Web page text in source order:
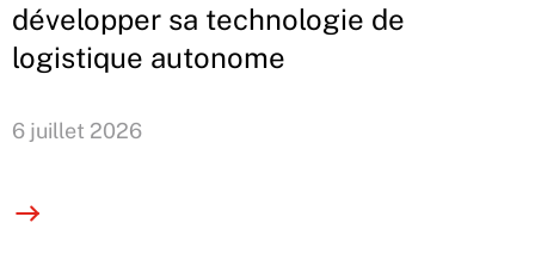
développer sa technologie de
logistique autonome
6 juillet 2026